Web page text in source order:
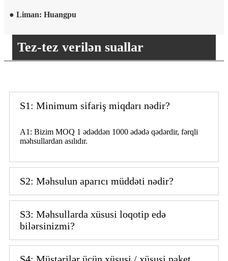
● Liman: Huangpu
Tez-tez verilən suallar
S1: Minimum sifariş miqdarı nədir?
A1: Bizim MOQ 1 ədəddən 1000 ədədə qədərdir, fərqli
məhsullardan asılıdır.
S2: Məhsulun aparıcı müddəti nədir?
S3: Məhsullarda xüsusi loqotip edə
bilərsinizmi?
S4: Müştərilər üçün xüsusi / xüsusi paket